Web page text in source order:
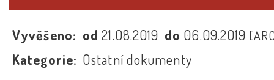
Vyvěšeno: od21.08.2019 do 06.09.2019
Kategorie: Ostatní dokumenty